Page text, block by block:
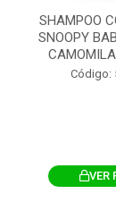
SHAMPOO
SNOOPY
Código:
VER